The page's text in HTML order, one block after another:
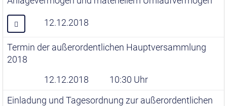
12.12.2018
Termin der außerordentlichen Hauptversammlung
2018
12.12.2018
10:30 Uhr
Einladung und Tagesordnung zur außerordentlichen